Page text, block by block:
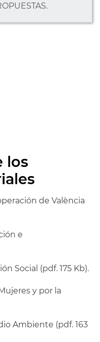
los
de València
e
Social (pdf. 175 Kb).
y por la
Ambiente (pdf. 163